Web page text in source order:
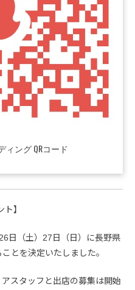
ング QRコード
】
日（土）27日（日）に長野県
とを決定いたしました。
スタッフと出店の募集は開始